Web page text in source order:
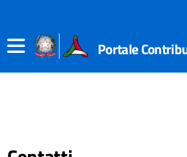
Policy
Portale